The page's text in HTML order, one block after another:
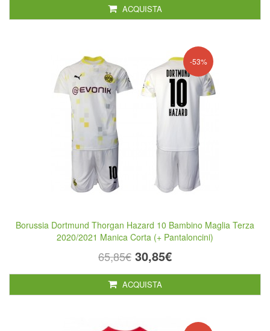
ACQUISTA
-53%
Borussia Dortmund Thorgan Hazard 10 Bambino Maglia Terza
2020/2021 Manica Corta (+ Pantaloncini)
65,85€ 30,85€
ACQUISTA